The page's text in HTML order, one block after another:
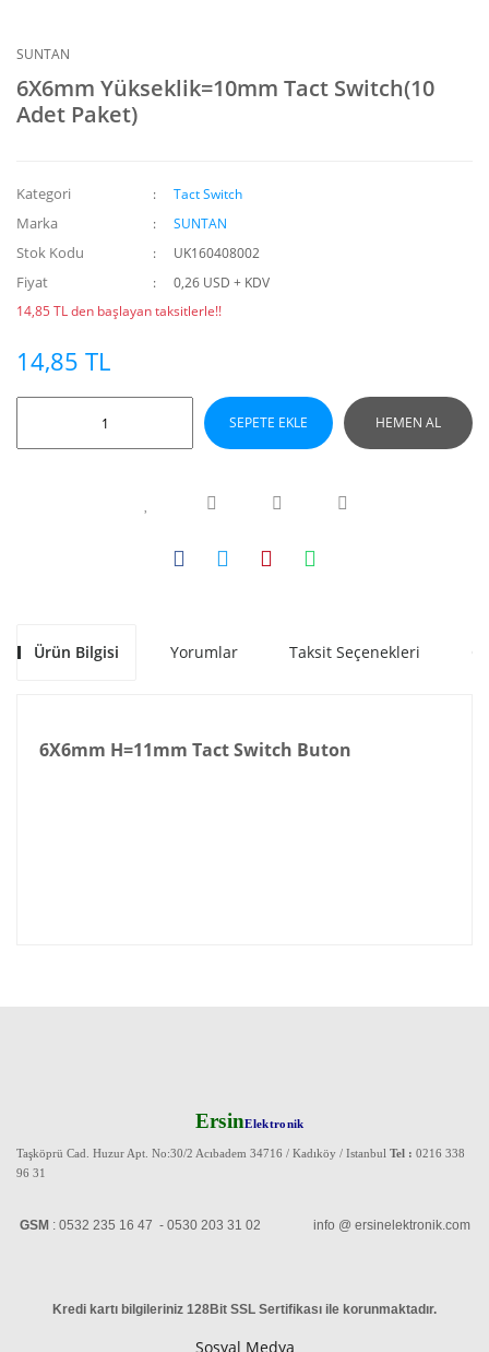
SUNTAN
6X6mm Yükseklik=10mm Tact Switch(10
Adet Paket)
Kategori Tact Switch
Marka SUNTAN
Stok Kodu UK160408002
Fiyat
0,26 USD + KDV
14,85 TL den başlayan taksitlerle!!
14,85 TL
SEPETE EKLE HEMEN AL
Ürün Bilgisi Yorumlar Taksit Seçenekleri
6X6mm H=11mm Tact Switch Buton
ErsinElektronik
Taşköprü Cad. Huzur Apt. No:30/2 Acıbadem 34716 / Kadıköy / Istanbul Tel : 0216 338
96 31
GSM : 0532 235 16 47 - 0530 203 31 02 info @ ersinelektronik.com
Kredi kartı bilgileriniz 128Bit SSL Sertifikası ile korunmaktadır.
Sosyal Medya